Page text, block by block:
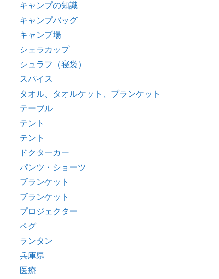
キャンプの知識
キャンプバッグ
キャンプ場
シェラカップ
シュラフ（寝袋）
スパイス
タオル、タオルケット、ブランケット
テーブル
テント
テント
ドクターカー
パンツ・ショーツ
ブランケット
ブランケット
プロジェクター
ペグ
ランタン
兵庫県
医療